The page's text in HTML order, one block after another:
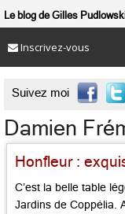
Le blog de Gilles
Inscrivez-vous
Suivez moi
Damien
Honfleur :
C’est la belle table
Jardins de Coppélia.